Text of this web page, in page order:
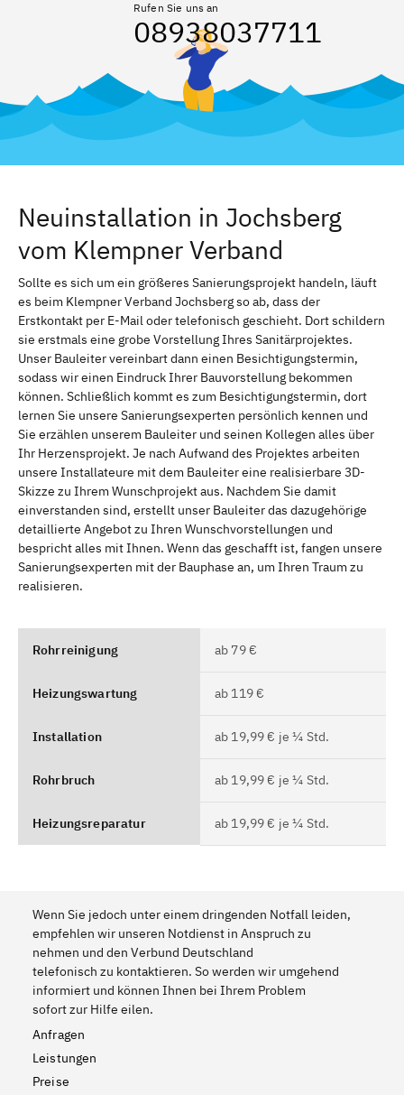
Rufen Sie uns an
08938037711
Neuinstallation in Jochsberg
vom Klempner Verband
Sollte es sich um ein größeres Sanierungsprojekt handeln, läuft
es beim Klempner Verband Jochsberg so ab, dass der
Erstkontakt per E-Mail oder telefonisch geschieht. Dort schildern
sie erstmals eine grobe Vorstellung Ihres Sanitärprojektes.
Unser Bauleiter vereinbart dann einen Besichtigungstermin,
sodass wir einen Eindruck Ihrer Bauvorstellung bekommen
können. Schließlich kommt es zum Besichtigungstermin, dort
lernen Sie unsere Sanierungsexperten persönlich kennen und
Sie erzählen unserem Bauleiter und seinen Kollegen alles über
Ihr Herzensprojekt. Je nach Aufwand des Projektes arbeiten
unsere Installateure mit dem Bauleiter eine realisierbare 3D-
Skizze zu Ihrem Wunschprojekt aus. Nachdem Sie damit
einverstanden sind, erstellt unser Bauleiter das dazugehörige
detaillierte Angebot zu Ihren Wunschvorstellungen und
bespricht alles mit Ihnen. Wenn das geschafft ist, fangen unsere
Sanierungsexperten mit der Bauphase an, um Ihren Traum zu
realisieren.
Rohrreinigung ab 79 €
Heizungswartung ab 119 €
Installation ab 19,99 € je ¼ Std.
Rohrbruch ab 19,99 € je ¼ Std.
Heizungsreparatur ab 19,99 € je ¼ Std.
Wenn Sie jedoch unter einem dringenden Notfall leiden,
empfehlen wir unseren Notdienst in Anspruch zu
nehmen und den Verbund Deutschland
telefonisch zu kontaktieren. So werden wir umgehend
informiert und können Ihnen bei Ihrem Problem
sofort zur Hilfe eilen.
Anfragen
Leistungen
Preise